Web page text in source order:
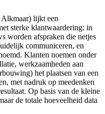
lijkt een
sterke klantwaardering: in
worden afspraken die netjes
communiceren, en
Klanten noemen onder
werkzaamheden aan
het plaatsen van een
met nadruk op meedenken
Op basis van de kleine
de totale hoeveelheid data